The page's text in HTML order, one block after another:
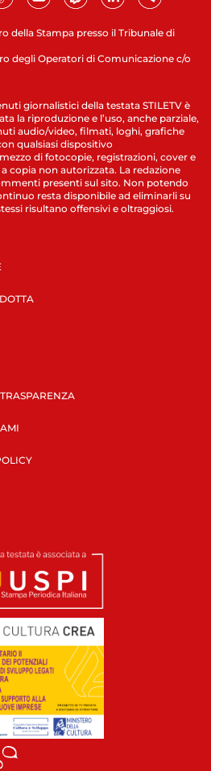
della Stampa presso il Tribunale di
degli Operatori di Comunicazione c/o
giornalistici della testata STILETV è
la riproduzione e l’uso, anche parziale,
audio/video, filmati, loghi, grafiche
qualsiasi dispositivo
di fotocopie, registrazioni, cover e
copia non autorizzata. La redazione
presenti sul sito. Non potendo
resta disponibile ad eliminarli su
risultano offensivi e oltraggiosi.